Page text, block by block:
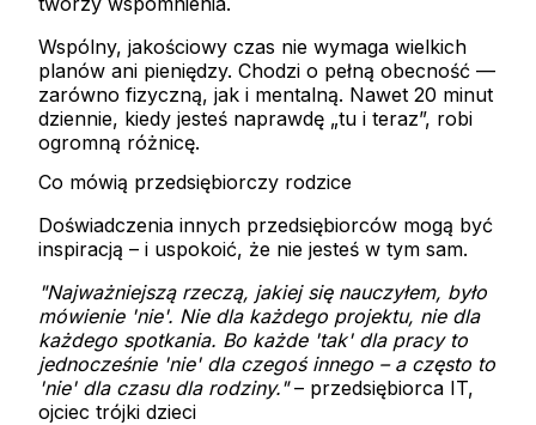
Wspólny, jakościowy czas nie wymaga wielkich
planów ani pieniędzy. Chodzi o pełną obecność —
zarówno fizyczną, jak i mentalną. Nawet 20 minut
dziennie, kiedy jesteś naprawdę „tu i teraz”, robi
ogromną różnicę.
Co mówią przedsiębiorczy rodzice
Doświadczenia innych przedsiębiorców mogą być
inspiracją – i uspokoić, że nie jesteś w tym sam.
"Najważniejszą rzeczą, jakiej się nauczyłem, było
mówienie 'nie'. Nie dla każdego projektu, nie dla
każdego spotkania. Bo każde 'tak' dla pracy to
jednocześnie 'nie' dla czegoś innego – a często to
'nie' dla czasu dla rodziny."– przedsiębiorca IT,
ojciec trójki dzieci